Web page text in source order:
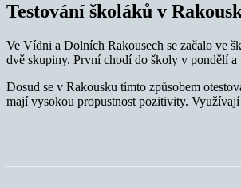
Testování školáků v
Ve Vídni a Dolních Rakousech se začalo ve
dvě skupiny. První chodí do školy v pondělí
Dosud se v Rakousku tímto způsobem
mají vysokou propustnost pozitivity.